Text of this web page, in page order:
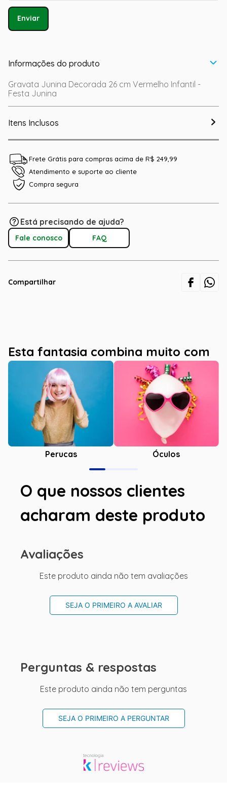
Enviar
Informações do produto
Gravata Junina Decorada 26 cm Vermelho Infantil -
Festa Junina
Itens Inclusos
Frete Grátis para compras acima de R$ 249,99
Atendimento e suporte ao cliente
Compra segura
Está precisando de ajuda?
Fale conosco FAQ
Compartilhar
Esta fantasia combina muito com
Perucas Óculos
O que nossos clientes
acharam deste produto
Avaliações
Este produto ainda não tem avaliações
SEJA O PRIMEIRO A AVALIAR
Perguntas & respostas
Este produto ainda não tem perguntas
SEJA O PRIMEIRO A PERGUNTAR